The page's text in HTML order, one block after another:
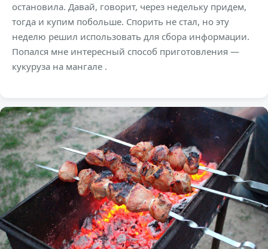
остановила. Давай, говорит, через недельку придем,
тогда и купим побольше. Спорить не стал, но эту
неделю решил использовать для сбора информации.
Попался мне интересный способ приготовления —
кукуруза на мангале .